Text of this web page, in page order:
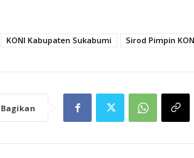
KONI Kabupaten Sukabumi Sirod Pimpin
Bagikan